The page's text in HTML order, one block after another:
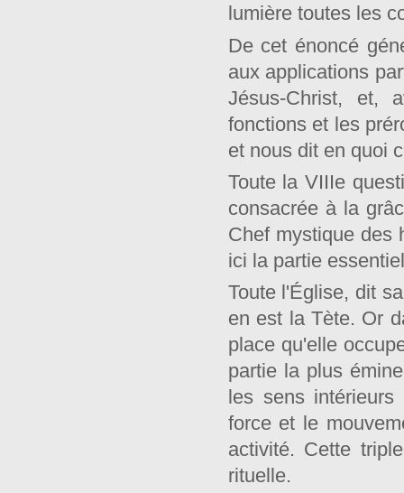
lumière toutes les
De cet énoncé
aux applications
Jésus-Christ, et,
fonctions et les
et nous dit en quoi
Toute la VIIIe
consacrée à la
Chef mystique des
ici la partie
Toute l'Église, dit
en est la Tète. Or
place qu'elle
partie la plus
les sens
force et le
activité. Cette
rituelle.